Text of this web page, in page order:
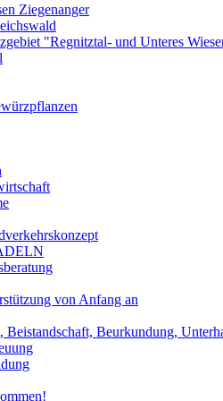
Ziegenanger
"Regnitztal- und Unteres
von Anfang an
Beistandschaft, Beurkundung,